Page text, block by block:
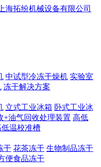
中试型冷冻干燥机 实验室
冻干解决方案
立式工业冰箱 卧式工业冰
+油气回收处理装置 高低
温校准槽
干 花茶冻干 生物制品冻干
便食品冻干